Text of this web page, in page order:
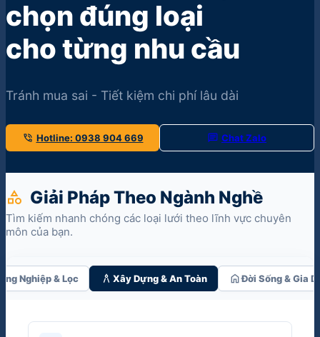
chọn đúng loại
cho từng nhu cầu
Tránh mua sai - Tiết kiệm chi phí lâu dài
phone_in_talk Hotline: 0938 904 669 chat Chat Zalo
category Giải Pháp Theo Ngành Nghề
Tìm kiếm nhanh chóng các loại lưới theo lĩnh vực chuyên
môn của bạn.
Nghiệp & Lọc architecture Xây Dựng & An Toàn homeĐời Sống & Gia